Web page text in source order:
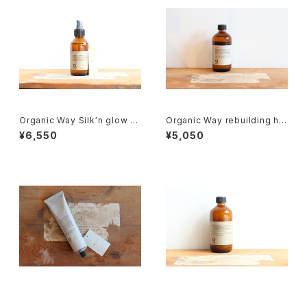
Organic Way Silk′n glow s
erum[アウトバストリートメント]
¥6,550
Organic Way rebuilding hai
r bath[ダメージヘア シャンプ
ー]
¥5,050